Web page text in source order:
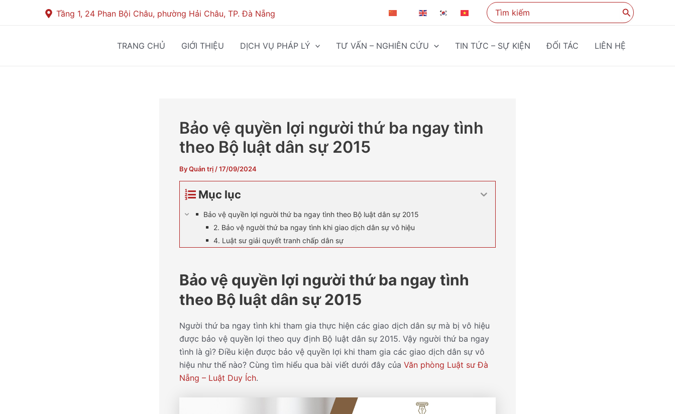
Tầng 1, 24 Phan Bội Châu, phường Hải Châu, TP. Đà Nẵng
Search
for:
TRANG CHỦ GIỚI THIỆU DỊCH VỤ PHÁP LÝ TƯ VẤN – NGHIÊN CỨU TIN TỨC – SỰ KIỆN ĐỐI TÁC LIÊN HỆ
Bảo vệ quyền lợi người thứ ba ngay tình
theo Bộ luật dân sự 2015
ByQuản trị /17/09/2024
Mục lục
Bảo vệ quyền lợi người thứ ba ngay tình theo Bộ luật dân sự 2015
2. Bảo vệ người thứ ba ngay tình khi giao dịch dân sự vô hiệu
4. Luật sư giải quyết tranh chấp dân sự
Bảo vệ quyền lợi người thứ ba ngay tình
theo Bộ luật dân sự 2015
Người thứ ba ngay tình khi tham gia thực hiện các giao dịch dân sự mà bị vô hiệu
được bảo vệ quyền lợi theo quy định Bộ luật dân sự 2015. Vậy người thứ ba ngay
tình là gì? Điều kiện được bảo vệ quyền lợi khi tham gia các giao dịch dân sự vô
hiệu như thế nào? Cùng tìm hiểu qua bài viết dưới đây của Văn phòng Luật sư Đà
Nẵng – Luật Duy Ích.
navigation